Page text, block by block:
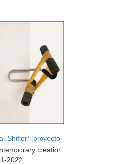
Shifter! [proyecto]
creation
2022